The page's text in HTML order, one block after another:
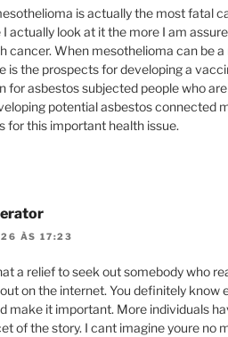
is actually the most fatal
actually look at it the more I am
cancer. When mesothelioma can be
is the prospects for developing a
for asbestos subjected people who
potential asbestos connected
for this important health issue.
ÀS 17:23
a relief to seek out somebody who
on the internet. You definitely know
make it important. More individuals
of the story. I cant imagine youre no